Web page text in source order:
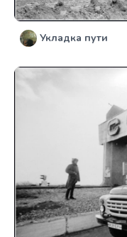
Укладка пути